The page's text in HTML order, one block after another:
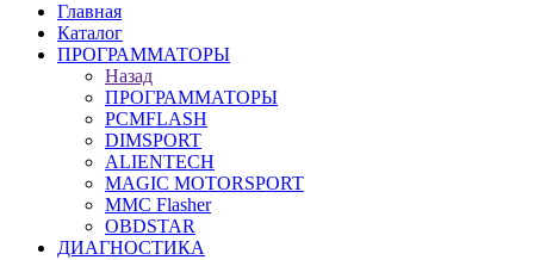
Главная
Каталог
ПРОГРАММАТОРЫ
Назад
ПРОГРАММАТОРЫ
PCMFLASH
DIMSPORT
ALIENTECH
MAGIC MOTORSPORT
MMC Flasher
OBDSTAR
ДИАГНОСТИКА